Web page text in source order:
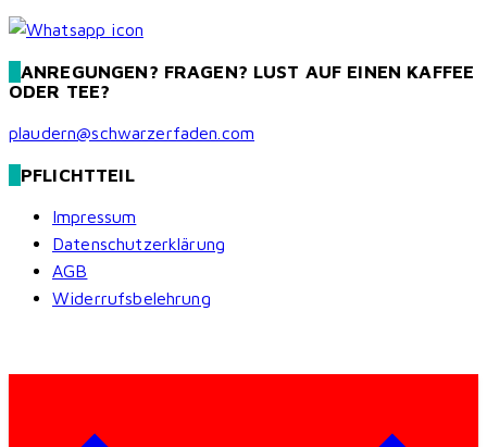
ANREGUNGEN? FRAGEN? LUST AUF EINEN KAFFEE
ODER TEE?
plaudern@schwarzerfaden.com
PFLICHTTEIL
Impressum
Datenschutzerklärung
AGB
Widerrufsbelehrung